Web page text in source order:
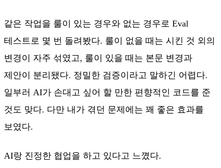
같은 작업을 룰이 있는 경우와 없는 경우로 Eval
테스트로 몇 번 돌려봤다. 룰이 없을 때는 시킨 것 외의
변경이 자주 섞였고, 룰이 있을 때는 본문 변경과
제안이 분리됐다. 정밀한 검증이라고 말하긴 어렵다.
일부러 AI가 손대고 싶어 할 만한 편향적인 코드를 준
것도 맞다. 다만 내가 겪던 문제에는 꽤 좋은 효과를
보였다.
AI랑 진정한 협업을 하고 있다고 느꼈다.